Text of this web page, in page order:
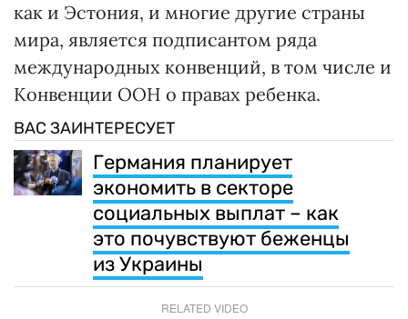
как и Эстония, и многие другие страны
мира, является подписантом ряда
международных конвенций, в том числе и
Конвенции ООН о правах ребенка.
ВАС ЗАИНТЕРЕСУЕТ
Германия планирует
экономить в секторе
социальных выплат – как
это почувствуют беженцы
из Украины
RELATED VIDEO